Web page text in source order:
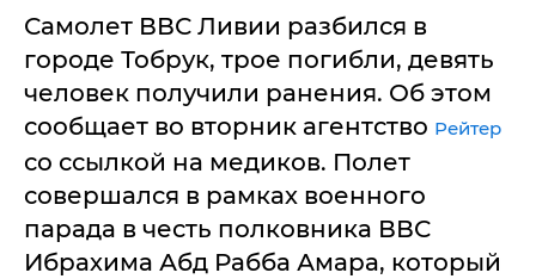
Самолет ВВС Ливии разбился в
городе Тобрук, трое погибли, девять
человек получили ранения. Об этом
сообщает во вторник агентство Рейтер
со ссылкой на медиков. Полет
совершался в рамках военного
парада в честь полковника ВВС
Ибрахима Абд Рабба Амара, который